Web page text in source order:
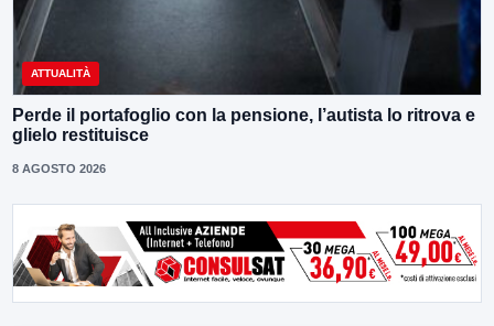
ATTUALITÀ
Perde il portafoglio con la pensione, l’autista lo ritrova e
glielo restituisce
8 AGOSTO 2026